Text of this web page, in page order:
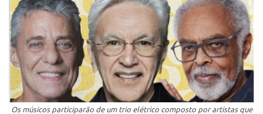
Os músicos participarão de um trio elétrico composto por artistas que